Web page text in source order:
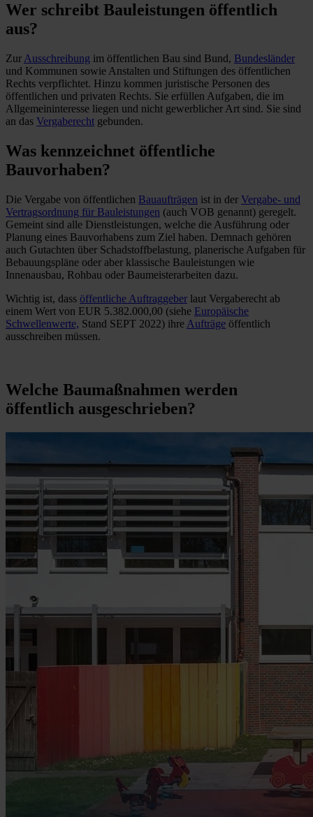
Wer schreibt Bauleistungen öffentlich
aus?
Zur Ausschreibung im öffentlichen Bau sind Bund, Bundesländer
und Kommunen sowie Anstalten und Stiftungen des öffentlichen
Rechts verpflichtet. Hinzu kommen juristische Personen des
öffentlichen und privaten Rechts. Sie erfüllen Aufgaben, die im
Allgemeininteresse liegen und nicht gewerblicher Art sind. Sie sind
an das Vergaberecht gebunden.
Was kennzeichnet öffentliche
Bauvorhaben?
Die Vergabe von öffentlichen Bauaufträgen ist in der Vergabe- und
Vertragsordnung für Bauleistungen (auch VOB genannt) geregelt.
Gemeint sind alle Dienstleistungen, welche die Ausführung oder
Planung eines Bauvorhabens zum Ziel haben. Demnach gehören
auch Gutachten über Schadstoffbelastung, planerische Aufgaben für
Bebauungspläne oder aber klassische Bauleistungen wie
Innenausbau, Rohbau oder Baumeisterarbeiten dazu.
Wichtig ist, dass öffentliche Auftraggeber laut Vergaberecht ab
einem Wert von EUR 5.382.000,00 (siehe Europäische
Schwellenwerte, Stand SEPT 2022) ihre Aufträge öffentlich
ausschreiben müssen.
Welche Baumaßnahmen werden
öffentlich ausgeschrieben?